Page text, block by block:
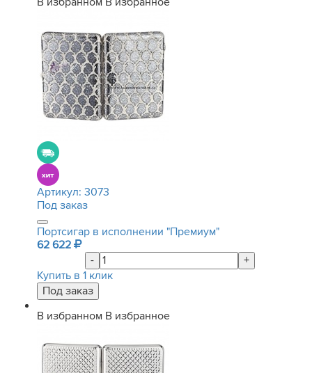
Артикул: 3073
Под заказ
Портсигар в исполнении "Премиум"
62 622
-
+
Купить в 1 клик
В избранном В избранное